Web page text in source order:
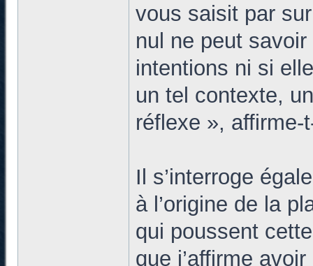
vous saisit par
nul ne peut
intentions ni si
un tel contexte,
réflexe », affirme-
Il s’interroge
à l’origine de la
qui poussent
que j’affirme